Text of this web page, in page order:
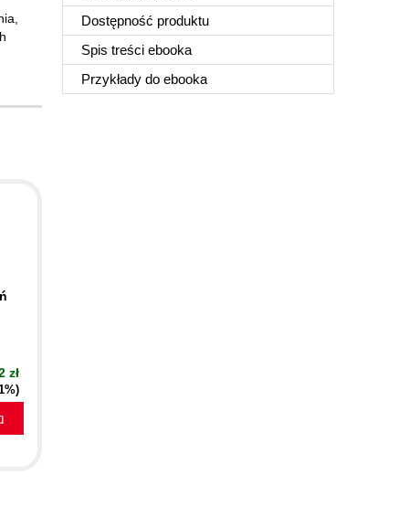
Dostępność produktu
Spis treści ebooka
Przykłady do ebooka
zł